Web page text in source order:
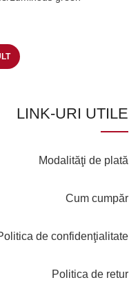
LINK-URI UTILE
Modalităţi de plată
Cum cumpăr
de confidenţialitate
Politica de retur